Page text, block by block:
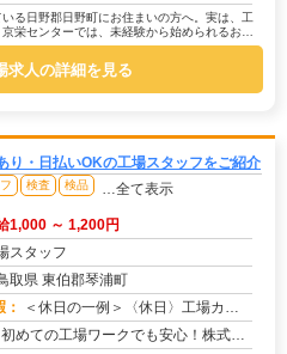
る日野郡日野町にお住まいの方へ。実は、工
栄センターでは、未経験から始められるお仕
求人の詳細を見る
り・日払いOKの工場スタッフをご紹介
検査 検品 …全て表示
1,000 ～ 1,200円
スタッフ
取県 東伯郡琴浦町
＜休日の一例＞〈休日〉工場カレンダーによる★年間休日120日以上のお仕事もあり（配属先による）★有給休暇あり※配属...
初めての工場ワークでも安心！株式会社京栄センターなら、全国各地の豊富なお仕事の中から、あなたにぴったりの環境が見つ...